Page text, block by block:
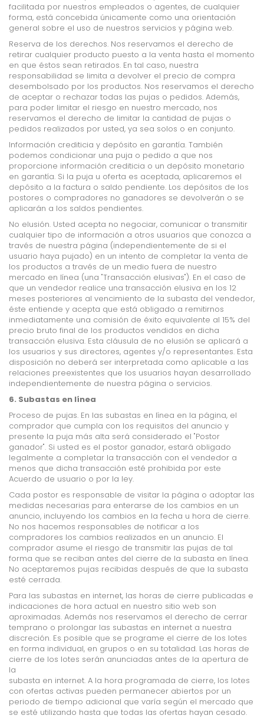
facilitada por nuestros empleados o agentes, de cualquier
forma, está concebida únicamente como una orientación
general sobre el uso de nuestros servicios y página web.
Reserva de los derechos. Nos reservamos el derecho de
retirar cualquier producto puesto a la venta hasta el momento
en que éstos sean retirados. En tal caso, nuestra
responsabilidad se limita a devolver el precio de compra
desembolsado por los productos. Nos reservamos el derecho
de aceptar o rechazar todas las pujas o pedidos. Además,
para poder limitar el riesgo en nuestro mercado, nos
reservamos el derecho de limitar la cantidad de pujas o
pedidos realizados por usted, ya sea solos o en conjunto.
Información crediticia y depósito en garantía. También
podemos condicionar una puja o pedido a que nos
proporcione información crediticia o un depósito monetario
en garantía. Si la puja u oferta es aceptada, aplicaremos el
depósito a la factura o saldo pendiente. Los depósitos de los
postores o compradores no ganadores se devolverán o se
aplicarán a los saldos pendientes.
No elusión. Usted acepta no negociar, comunicar o transmitir
cualquier tipo de información a otros usuarios que conozca a
través de nuestra página (independientemente de si el
usuario haya pujado) en un intento de completar la venta de
los productos a través de un medio fuera de nuestro
mercado en línea (una "Transacción elusivas"). En el caso de
que un vendedor realice una transacción elusiva en los 12
meses posteriores al vencimiento de la subasta del vendedor,
éste entiende y acepta que está obligado a remitirnos
inmediatamente una comisión de éxito equivalente al 15% del
precio bruto final de los productos vendidos en dicha
transacción elusiva. Esta cláusula de no elusión se aplicará a
los usuarios y sus directores, agentes y/o representantes. Esta
disposición no deberá ser interpretada como aplicable a las
relaciones preexistentes que los usuarios hayan desarrollado
independientemente de nuestra página o servicios.
6. Subastas en línea
Proceso de pujas. En las subastas en línea en la página, el
comprador que cumpla con los requisitos del anuncio y
presente la puja más alta será considerado el "Postor
ganador". Si usted es el postor ganador, estará obligado
legalmente a completar la transacción con el vendedor a
menos que dicha transacción esté prohibida por este
Acuerdo de usuario o por la ley.
Cada postor es responsable de visitar la página o adoptar las
medidas necesarias para enterarse de los cambios en un
anuncio, incluyendo los cambios en la fecha u hora de cierre.
No nos hacemos responsables de notificar a los
compradores los cambios realizados en un anuncio. El
comprador asume el riesgo de transmitir las pujas de tal
forma que se reciban antes del cierre de la subasta en línea.
No aceptaremos pujas recibidas después de que la subasta
esté cerrada.
Para las subastas en internet, las horas de cierre publicadas e
indicaciones de hora actual en nuestro sitio web son
aproximadas. Además nos reservamos el derecho de cerrar
temprano o prolongar las subastas en internet a nuestra
discreción. Es posible que se programe el cierre de los lotes
en forma individual, en grupos o en su totalidad. Las horas de
cierre de los lotes serán anunciadas antes de la apertura de
la
subasta en internet. A la hora programada de cierre, los lotes
con ofertas activas pueden permanecer abiertos por un
periodo de tiempo adicional que varía según el mercado que
se esté utilizando hasta que todas las ofertas hayan cesado.